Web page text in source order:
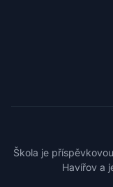
Škola je
Havířov a